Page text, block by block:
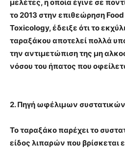
μελέτες, η οποία έγινε σε
το 2013 στην επιθεώρηση
Toxicology, έδειξε ότι το
ταραξάκου αποτελεί πολλά
την αντιμετώπιση της μη
νόσου του ήπατος που
2. Πηγή ωφέλιμων συστατικών
Το ταραξάκο παρέχει το
είδος λιπαρών που βρίσκεται